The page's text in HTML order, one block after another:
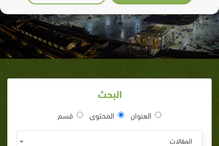
البحث
العنوان المحتوى قسم
المقالات